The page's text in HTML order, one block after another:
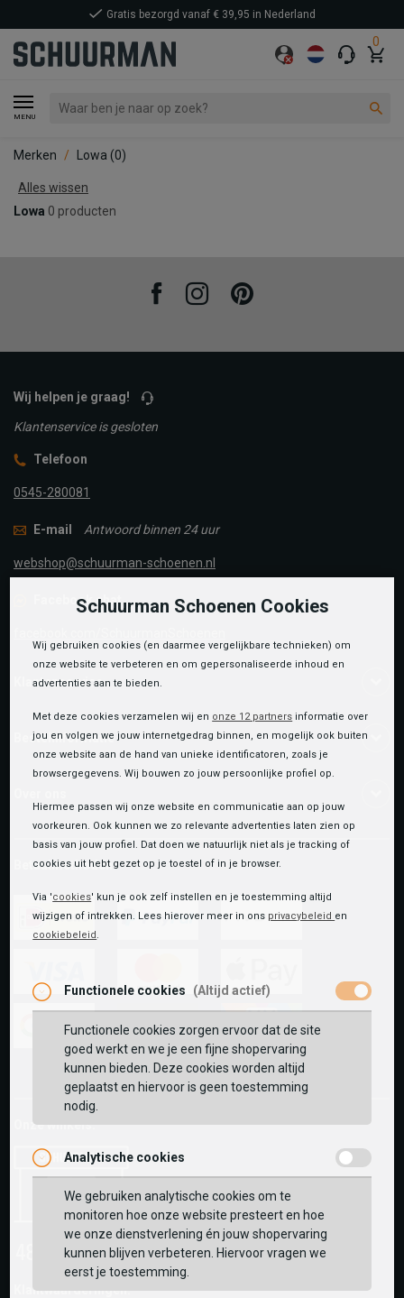
0
MENU
Gratis bezorgd vanaf € 39,95 in Nederland
Merken Lowa (0)
Alles wissen
Lowa 0 producten
FacebookInstagramPinterest
Wij helpen je graag!
Klantenservice is gesloten
Telefoon
0545-280081
E-mail Antwoord binnen 24 uur
webshop@schuurman-schoenen.nl
Facebook chat
Klantenservice
Bestelinformatie
Betaalmethoden
visa
fashion-
cheque
vvv-
giftcard
Onze winkels:
Klantwaarderingen:
Schuurman Schoenen Cookies
Wij gebruiken cookies (en daarmee vergelijkbare technieken) om
onze website te verbeteren en om gepersonaliseerde inhoud en
advertenties aan te bieden.
Met deze cookies verzamelen wij en onze 12 partners informatie over
jou en volgen we jouw internetgedrag binnen, en mogelijk ook buiten
onze website aan de hand van unieke identificatoren, zoals je
browsergegevens. Wij bouwen zo jouw persoonlijke profiel op.
Hiermee passen wij onze website en communicatie aan op jouw
voorkeuren. Ook kunnen we zo relevante advertenties laten zien op
basis van jouw profiel. Dat doen we natuurlijk niet als je tracking of
cookies uit hebt gezet op je toestel of in je browser.
Via 'cookies' kun je ook zelf instellen en je toestemming altijd
wijzigen of intrekken. Lees hierover meer in ons privacybeleid en
cookiebeleid .
Functionele cookies (Altijd actief)
Functionele cookies zorgen ervoor dat de site
goed werkt en we je een fijne shopervaring
kunnen bieden. Deze cookies worden altijd
geplaatst en hiervoor is geen toestemming
nodig.
Analytische cookies
We gebruiken analytische cookies om te
monitoren hoe onze website presteert en hoe
we onze dienstverlening én jouw shopervaring
kunnen blijven verbeteren. Hiervoor vragen we
eerst je toestemming.